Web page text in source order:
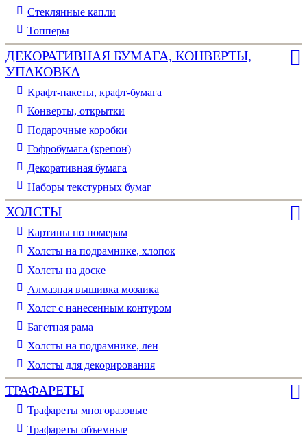
Стеклянные капли
Топперы
ДЕКОРАТИВНАЯ БУМАГА, КОНВЕРТЫ,
УПАКОВКА
Крафт-пакеты, крафт-бумага
Конверты, открытки
Подарочные коробки
Гофробумага (крепон)
Декоративная бумага
Наборы текстурных бумаг
ХОЛСТЫ
Картины по номерам
Холсты на подрамнике, хлопок
Холсты на доске
Алмазная вышивка мозаика
Холст с нанесенным контуром
Багетная рама
Холсты на подрамнике, лен
Холсты для декорирования
ТРАФАРЕТЫ
Трафареты многоразовые
Трафареты объемные